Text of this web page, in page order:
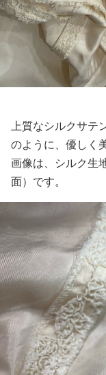
上質なシルクサ
のように、優しく
画像は、シルク生
面）です。